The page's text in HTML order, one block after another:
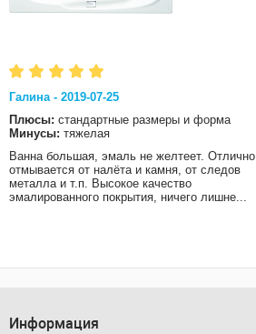
Галина - 2019-07-25
Плюсы: стандартные размеры и форма
Минусы: тяжелая
Ванна большая, эмаль не желтеет. Отлично
отмывается от налёта и камня, от следов
металла и т.п. Высокое качество
эмалированного покрытия, ничего лишне...
Информация